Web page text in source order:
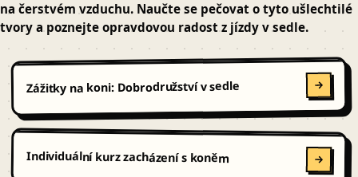
na čerstvém vzduchu. Naučte se pečovat o tyto ušlechtilé
tvory a poznejte opravdovou radost z jízdy v sedle.
Zážitky na koni: Dobrodružství v sedle
Individuální kurz zacházení s koněm